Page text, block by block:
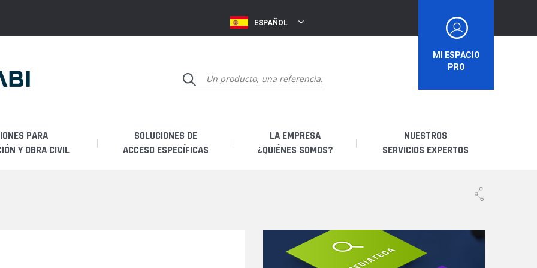
MI ESPACIO
PRO
ESPAÑOL
PARA
Y OBRA CIVIL
SOLUCIONES DE
ACCESO ESPECÍFICAS
LA EMPRESA
¿QUIÉNES SOMOS?
Historia
NUESTROS
SERVICIOS EXPERTOS
Soy un distribuidor
Soy un arrendatario